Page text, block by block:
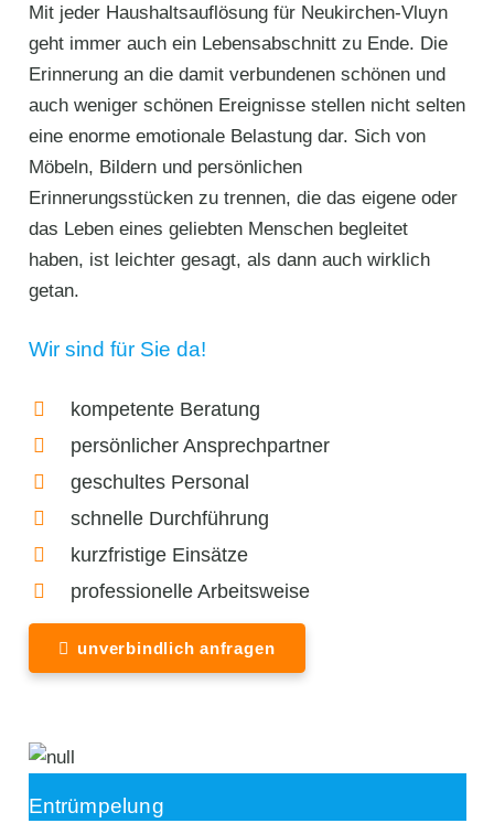
Mit jeder Haushaltsauflösung für Neukirchen-Vluyn
geht immer auch ein Lebensabschnitt zu Ende. Die
Erinnerung an die damit verbundenen schönen und
auch weniger schönen Ereignisse stellen nicht selten
eine enorme emotionale Belastung dar. Sich von
Möbeln, Bildern und persönlichen
Erinnerungsstücken zu trennen, die das eigene oder
das Leben eines geliebten Menschen begleitet
haben, ist leichter gesagt, als dann auch wirklich
getan.
Wir sind für Sie da!
kompetente Beratung
persönlicher Ansprechpartner
geschultes Personal
schnelle Durchführung
kurzfristige Einsätze
professionelle Arbeitsweise
unverbindlich anfragen
Entrümpelung